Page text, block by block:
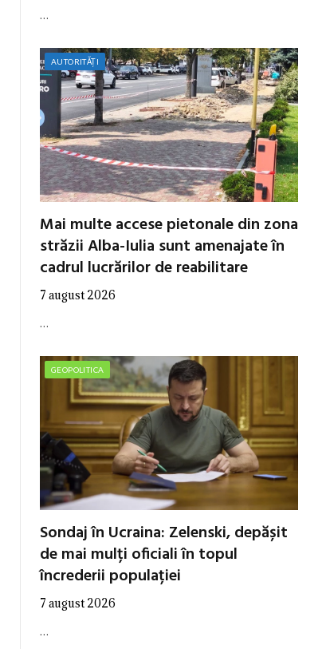
…
AUTORITĂȚI
Mai multe accese pietonale din zona
străzii Alba-Iulia sunt amenajate în
cadrul lucrărilor de reabilitare
7 august 2026
…
GEOPOLITICA
Sondaj în Ucraina: Zelenski, depășit
de mai mulți oficiali în topul
încrederii populației
7 august 2026
…